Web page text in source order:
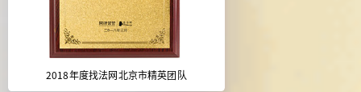
2018年度找法网北京市精英团队